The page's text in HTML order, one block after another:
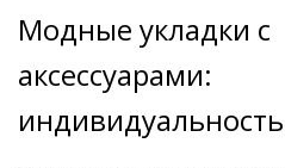
Модные укладки с
аксессуарами: